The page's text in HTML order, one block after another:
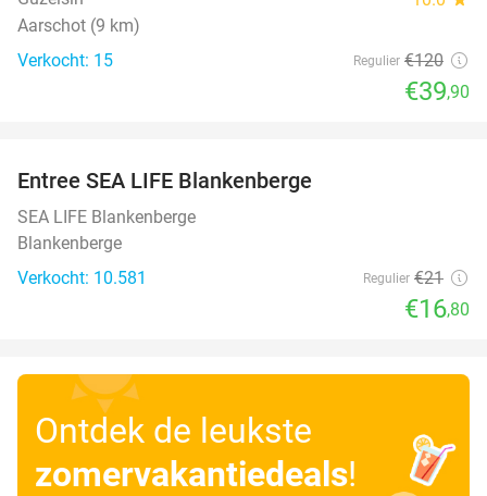
Aarschot (9 km)
Verkocht: 15
Regulier €120
€39,90
Entree SEA LIFE Blankenberge
SEA LIFE Blankenberge
Blankenberge
Verkocht: 10.581
Regulier €21
€16,80
Ontdek de leukste
zomervakantiedeals!